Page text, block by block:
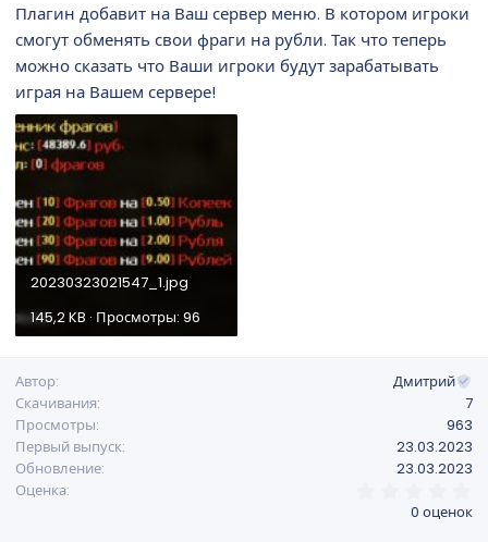
а
н
Плагин добавит на Ваш сервер меню. В котором игроки
смогут обменять свои фраги на рубли. Так что теперь
можно сказать что Ваши игроки будут зарабатывать
играя на Вашем сервере!
20230323021547_1.jpg
145,2 KB · Просмотры: 96
Автор
Дмитрий
Скачивания
7
Просмотры
963
Первый выпуск
23.03.2023
Обновление
23.03.2023
Оценка
,
0
0 оценок